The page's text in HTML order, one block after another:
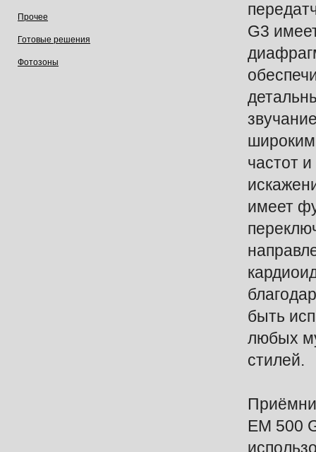
Прочее
Готовые решения
Фотозоны
G3
частот
имеет
быть
любых
стилей.
EM 500